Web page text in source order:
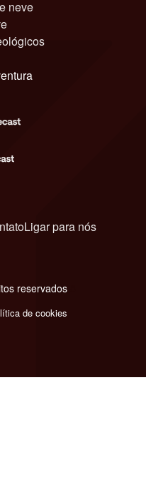
neve
Ligar para nós
reservados
de cookies